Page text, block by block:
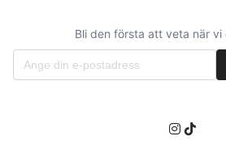
Bli den första att veta när vi